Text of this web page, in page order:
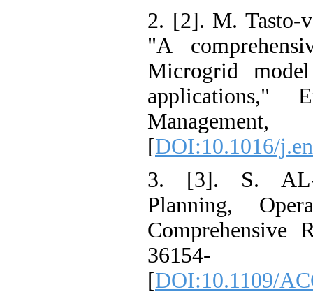
2. [2]. M.
"A
Microgrid
[DOI:10.1016/
3. [3]. S.
Planning,
[DOI:10.1109/